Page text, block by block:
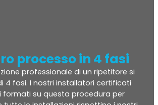
processo in 4 fasi
professionale di un ripetitore si
4 fasi. I nostri installatori certificati
formati su questa procedura per